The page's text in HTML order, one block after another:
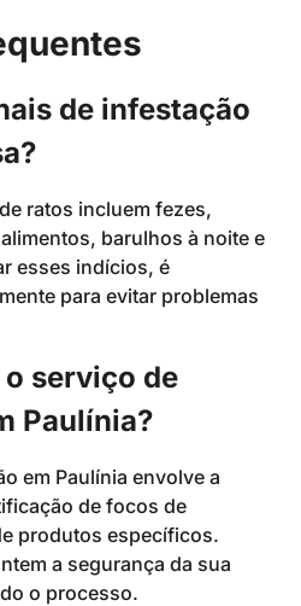
de infestação
ratos incluem fezes,
barulhos à noite e
esses indícios, é
para evitar problemas
serviço de
Paulínia?
em Paulínia envolve a
de focos de
produtos específicos.
a segurança da sua
o processo.